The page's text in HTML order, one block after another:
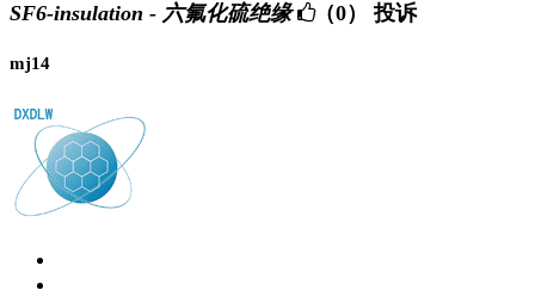
SF6-insulation - 六氟化硫绝缘 （0） 投诉
mj14